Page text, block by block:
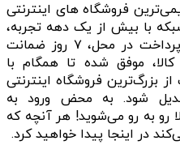
فروشگاه های اینترنتی
شبکه با بیش از یک دهه تجربه،
با پایبندی به سه اصل کلیدی، پرداخت در محل، ۷ روز ضمانت
موفق شده تا همگام با
بزرگ‌ترین فروشگاه اینترنتی
شود. به محض ورود به
رو به رو می‌شوید! هر آنچه که
در اینجا پیدا خواهید کرد.